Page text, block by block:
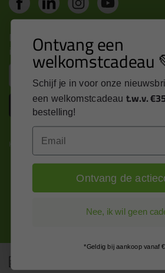
Nieuws, tips en exclusieve deals
inbox
Inschrijven
Kitcentrum is trots op:
Alle prijzen
Ontvang een
welkomstcadeau
Schijf je in voor onze
een welkomstcadeau t.w.v.
bestelling!
Email
Ontvang de
Nee, ik wil geen
*Geldig bij aankoop vanaf